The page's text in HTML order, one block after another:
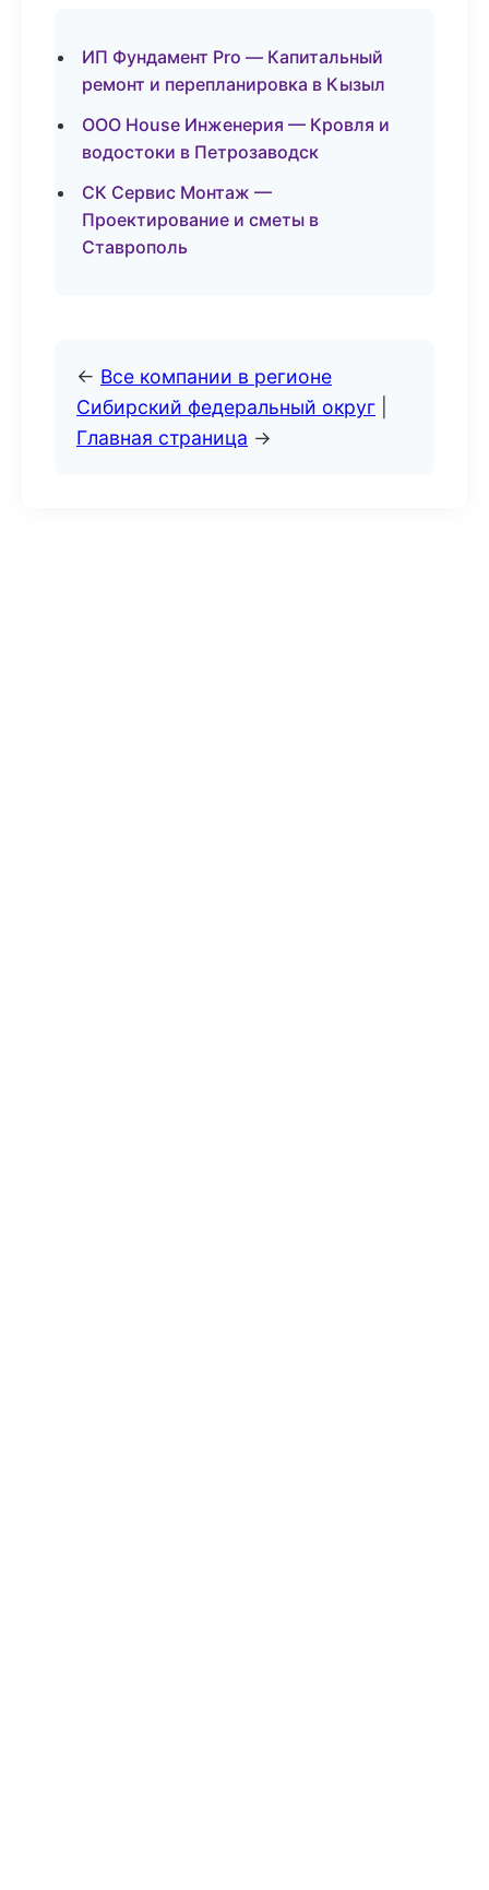
ИП Фундамент Pro — Капитальный
ремонт и перепланировка в Кызыл
ООО House Инженерия — Кровля и
водостоки в Петрозаводск
СК Сервис Монтаж —
Проектирование и сметы в
Ставрополь
← Все компании в регионе
Сибирский федеральный округ
Главная страница →